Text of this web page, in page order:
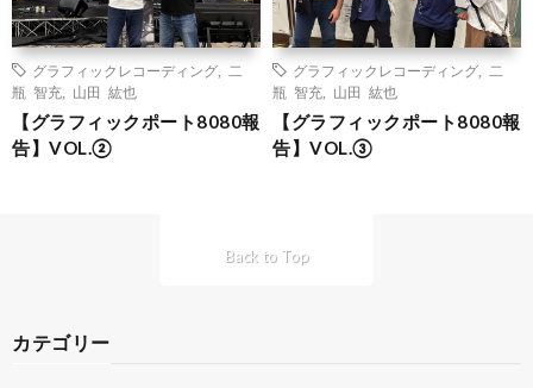
グラフィックレコーディング
二
瓶 智充
山田 紘也
【グラフィックポート8080報
告】VOL.②
グラフィックレコーディング
二
瓶 智充
山田 紘也
【グラフィックポート8080報
告】VOL.③
Back to Top
カテゴリー